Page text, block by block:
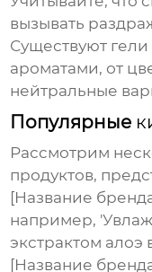
вызывать
Существуют
ароматами, от
нейтральные
Популярные
Рассмотрим
продуктов,
[Название
например,
экстрактом алоэ
[Название